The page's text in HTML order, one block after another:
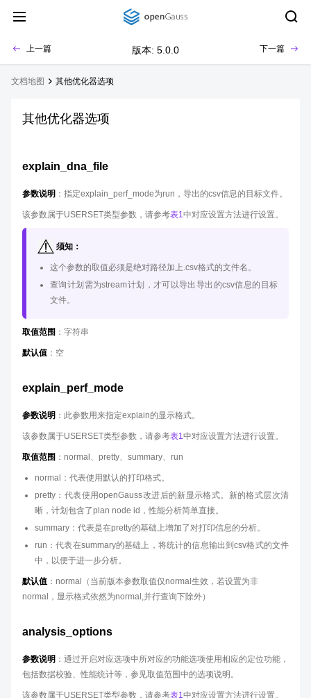
上一篇 版本: 5.0.0 下一篇
文档地图 其他优化器选项
其他优化器选项
explain_dna_file
参数说明 ：指定explain_perf_mode为run，导出的csv信息的目标文件。
该参数属于USERSET类型参数，请参考表1中对应设置方法进行设置。
须知：
这个参数的取值必须是绝对路径加上.csv格式的文件名。
查询计划需为stream计划，才可以导出导出的csv信息的目标
文件。
取值范围 ：字符串
默认值 ：空
explain_perf_mode
参数说明 ：此参数用来指定explain的显示格式。
该参数属于USERSET类型参数，请参考表1中对应设置方法进行设置。
取值范围 ：normal、pretty、summary、run
normal：代表使用默认的打印格式。
pretty：代表使用openGauss改进后的新显示格式。新的格式层次清
晰，计划包含了plan node id，性能分析简单直接。
summary：代表是在pretty的基础上增加了对打印信息的分析。
run：代表在summary的基础上，将统计的信息输出到csv格式的文件
中，以便于进一步分析。
默认值 ：normal（当前版本参数取值仅normal生效，若设置为非
normal，显示格式依然为normal,并行查询下除外）
analysis_options
参数说明 ：通过开启对应选项中所对应的功能选项使用相应的定位功能，
包括数据校验、性能统计等，参见取值范围中的选项说明。
该参数属于USERSET类型参数，请参考表1中对应设置方法进行设置。